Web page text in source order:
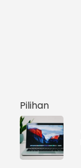
Pilihan